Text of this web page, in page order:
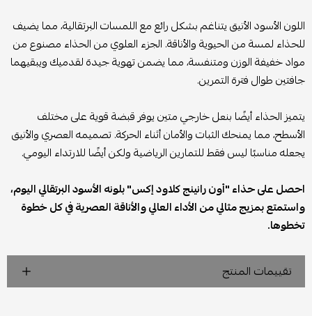
اللون الأسود الأنيق يتناغم بشكل رائع مع اللمسات البرتقالية، مما يضيف
للحذاء لمسة من الحيوية والأناقة. الجزء العلوي من الحذاء مصنوع من
مواد خفيفة الوزن ومتنفسة، مما يضمن تهوية جيدة لقدميك ويبقيهما
جافتين طوال فترة التمرين.
يتميز الحذاء أيضًا بنعل خارجي متين يوفر قبضة قوية على مختلف
الأسطح، مما يمنحك الثبات والأمان أثناء الحركة. تصميمه العصري والأنيق
يجعله مناسبًا ليس فقط للتمارين الرياضية ولكن أيضًا للارتداء اليومي.
احصل على حذاء "أون رانينج كلاود إكس" بلونه الأسود البرتقالي اليوم،
واستمتع بمزيج مثالي من الأداء العالي والأناقة العصرية في كل خطوة
تخطوها.
تقييمات المنتج